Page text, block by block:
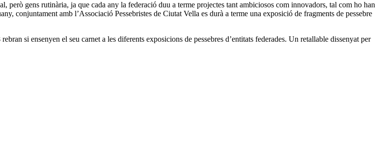
gens rutinària, ja que cada any la federació duu a terme projectes tant ambiciosos com innovadors, tal com ho han
conjuntament amb l’Associació Pessebristes de Ciutat Vella es durà a terme una exposició de fragments de pessebre
si ensenyen el seu carnet a les diferents exposicions de pessebres d’entitats federades. Un retallable dissenyat per